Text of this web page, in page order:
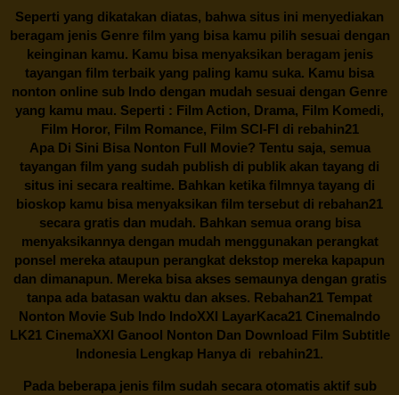
Seperti yang dikatakan diatas, bahwa situs ini menyediakan
beragam jenis Genre film yang bisa kamu pilih sesuai dengan
keinginan kamu. Kamu bisa menyaksikan beragam jenis
tayangan film terbaik yang paling kamu suka. Kamu bisa
nonton online sub Indo dengan mudah sesuai dengan Genre
yang kamu mau. Seperti : Film Action, Drama, Film Komedi,
Film Horor, Film Romance, Film SCI-FI di rebahin21
Apa Di Sini Bisa Nonton Full Movie? Tentu saja, semua
tayangan film yang sudah publish di publik akan tayang di
situs ini secara realtime. Bahkan ketika filmnya tayang di
bioskop kamu bisa menyaksikan film tersebut di rebahan21
secara gratis dan mudah. Bahkan semua orang bisa
menyaksikannya dengan mudah menggunakan perangkat
ponsel mereka ataupun perangkat dekstop mereka kapapun
dan dimanapun. Mereka bisa akses semaunya dengan gratis
tanpa ada batasan waktu dan akses. Rebahan21 Tempat
Nonton Movie Sub Indo IndoXXI LayarKaca21 CinemaIndo
LK21 CinemaXXI Ganool Nonton Dan Download Film Subtitle
Indonesia Lengkap Hanya di rebahin21.
Pada beberapa jenis film sudah secara otomatis aktif sub